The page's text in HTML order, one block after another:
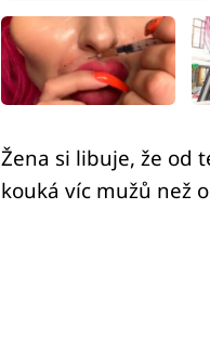
Žena si libuje, že od
kouká víc mužů než